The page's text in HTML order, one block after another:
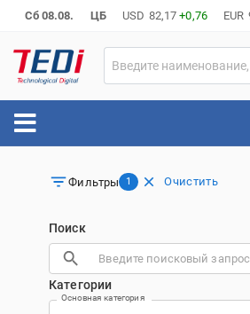
Сб 08.08. ЦБ USD 82,17 +0,76 EUR
Фильтры 1 Очистить
Поиск
Категории
Основная категория